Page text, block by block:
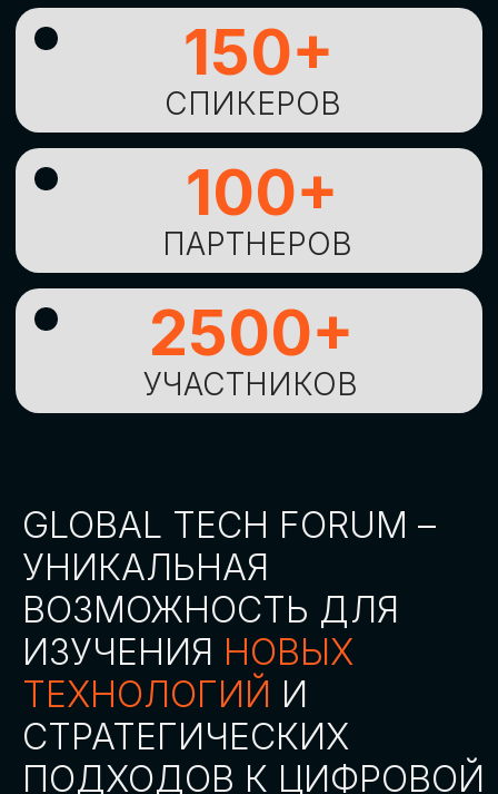
ИЗУЧЕНИЯНОВЫХ
ТЕХНОЛОГИЙИ
СТРАТЕГИЧЕСКИХ
ПОДХОДОВ К ЦИФРОВОЙ
ТРАНСФОРМАЦИИ
БИЗНЕСА
ОСТАВИТЬ
ЗАЯВКУ
АККРЕДИТАЦИЯ
СМИ
СКАЧАТЬ ПРОГРАММУ
СТАТЬ СПИКЕРОМ
Оставьте заявку, наши менеджеры
СТАТЬ УЧАСТНИКОМ